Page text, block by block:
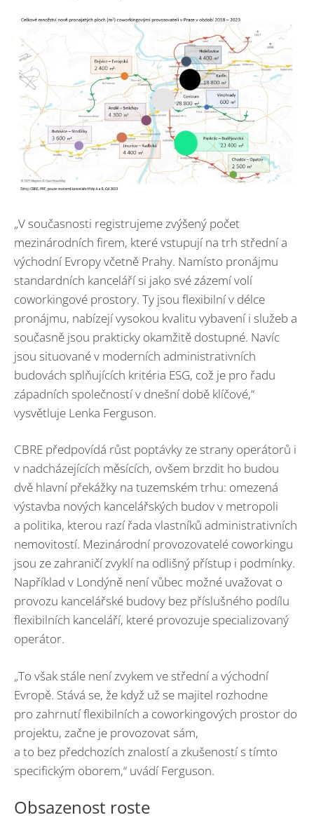
„V současnosti registrujeme zvýšený počet
mezinárodních firem, které vstupují na trh střední a
východní Evropy včetně Prahy. Namísto pronájmu
standardních kanceláří si jako své zázemí volí
coworkingové prostory. Ty jsou flexibilní v délce
pronájmu, nabízejí vysokou kvalitu vybavení i služeb a
současně jsou prakticky okamžitě dostupné. Navíc
jsou situované v moderních administrativních
budovách splňujících kritéria ESG, což je pro řadu
západních společností v dnešní době klíčové,“
vysvětluje Lenka Ferguson.
CBRE předpovídá růst poptávky ze strany operátorů i
v nadcházejících měsících, ovšem brzdit ho budou
dvě hlavní překážky na tuzemském trhu: omezená
výstavba nových kancelářských budov v metropoli
a politika, kterou razí řada vlastníků administrativních
nemovitostí. Mezinárodní provozovatelé coworkingu
jsou ze zahraničí zvyklí na odlišný přístup i podmínky.
Například v Londýně není vůbec možné uvažovat o
provozu kancelářské budovy bez příslušného podílu
flexibilních kanceláří, které provozuje specializovaný
operátor.
„To však stále není zvykem ve střední a východní
Evropě. Stává se, že když už se majitel rozhodne
pro zahrnutí flexibilních a coworkingových prostor do
projektu, začne je provozovat sám,
a to bez předchozích znalostí a zkušeností s tímto
specifickým oborem,“ uvádí Ferguson.
Obsazenost roste